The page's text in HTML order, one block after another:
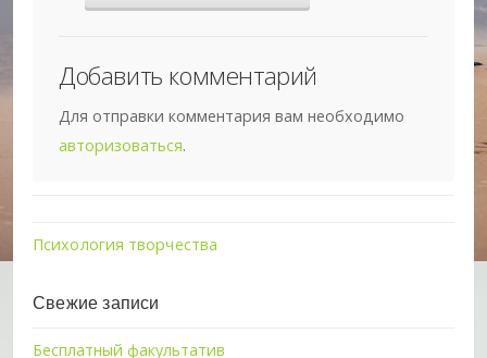
Добавить комментарий
Для отправки комментария вам необходимо
авторизоваться.
Психология творчества
Свежие записи
Бесплатный факультатив